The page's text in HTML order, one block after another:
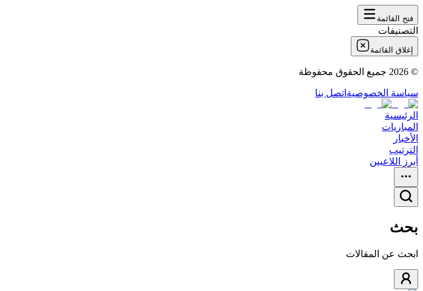
فتح القائمة
التصنيفات
إغلاق القائمة
©
2026 جميع الحقوق محفوظة
سياسة الخصوصية اتصل بنا
الرئيسية
المباريات
الأخبار
الترتيب
أبرز اللاعبين
بحث
ابحث عن المقالات